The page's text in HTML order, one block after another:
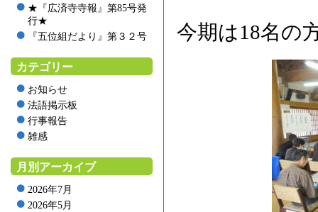
★『広済寺寺報』第85号発
行★
『五位組だより』第３２号
カテゴリー
お知らせ
法語掲示板
行事報告
雑感
月別アーカイブ
2026年7月
2026年5月
今期は18名の